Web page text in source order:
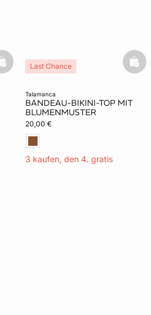
basketfull
talamanca
BANDEAU-BIKINI-TOP MIT
BLUMENMUSTER
20,00 €
3 kaufen, den 4. gratis
Last Chance